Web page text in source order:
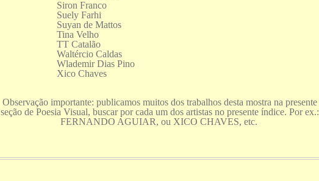
Siron Franco
Suely Farhi
Suyan de Mattos
Tina Velho
TT Catalão
Waltércio Caldas
Wlademir Dias Pino
Xico Chaves
Observação importante: publicamos muitos dos trabalhos desta mostra na presente
seção de Poesia Visual, buscar por cada um dos artistas no presente índice. Por ex.:
FERNANDO AGUIAR, ou XICO CHAVES, etc.